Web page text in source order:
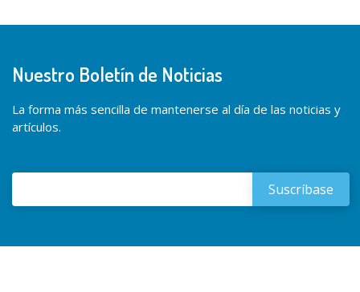
Nuestro Boletín de Noticias
La forma más sencilla de mantenerse al día de las noticias y
artículos.